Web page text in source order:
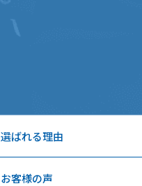
選ばれる理由
お客様の声